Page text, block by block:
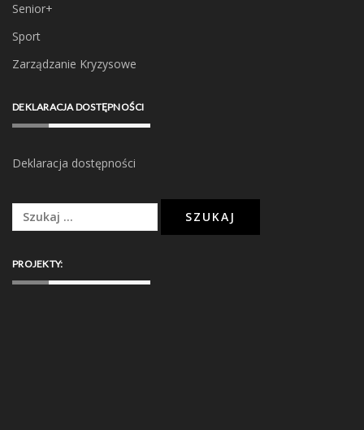
Senior+
Sport
Zarządzanie Kryzysowe
DEKLARACJA DOSTĘPNOŚCI
Deklaracja dostępności
Szukaj:
PROJEKTY: